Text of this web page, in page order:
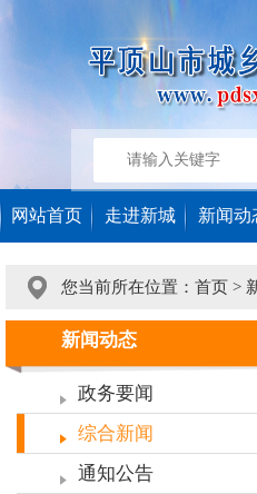
网站首页 走进新城 新闻动
您当前所在位置： 首页 >
新闻动态
政务要闻
综合新闻
通知公告